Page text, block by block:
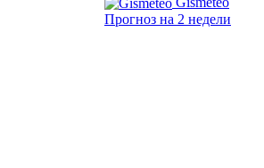
Прогноз на 2 недели